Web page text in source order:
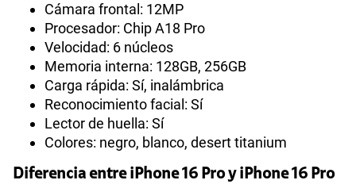
Cámara frontal: 12MP
Procesador: Chip A18 Pro
Velocidad: 6 núcleos
Memoria interna: 128GB, 256GB
Carga rápida: Sí, inalámbrica
Reconocimiento facial: Sí
Lector de huella: Sí
Colores: negro, blanco, desert titanium
Diferencia entre iPhone 16 Pro y iPhone 16 Pro